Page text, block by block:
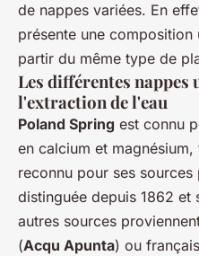
de nappes variées. En
présente une
partir du même type de
Les différentes nappes
l'extraction de l'eau
Poland Spring est connu
en calcium et magnésium,
reconnu pour ses sources
distinguée depuis 1862 et
autres sources
(Acqu Apunta) ou